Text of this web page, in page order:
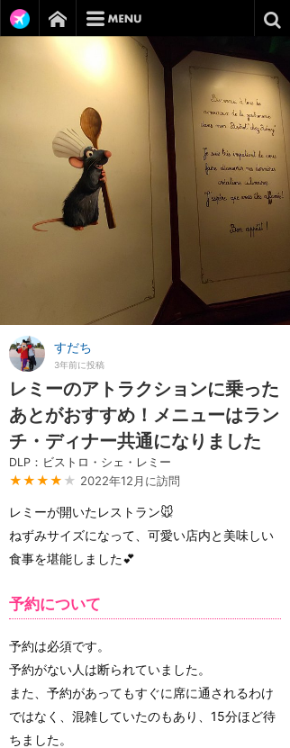
すだち
3年前に投稿
レミーのアトラクションに乗った
あとがおすすめ！メニューはラン
チ・ディナー共通になりました
DLP：ビストロ・シェ・レミー
★★★★ ★ 2022年12月に訪問
レミーが開いたレストラン🐭
ねずみサイズになって、可愛い店内と美味しい
食事を堪能しました💕
予約について
予約は必須です。
予約がない人は断られていました。
また、予約があってもすぐに席に通されるわけ
ではなく、混雑していたのもあり、15分ほど待
ちました。